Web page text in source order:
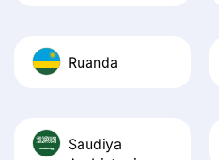
Ruanda
Saudiya